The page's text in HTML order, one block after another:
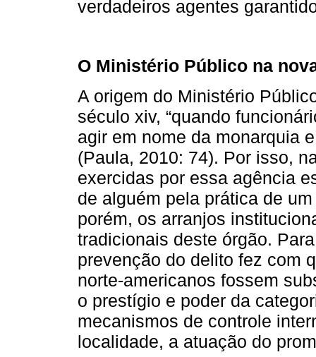
verdadeiros agentes
O Ministério Público na
A origem do Ministério
século xiv, “quando
agir em nome da monarquia
(Paula, 2010: 74). Por isso,
exercidas por essa agência
de alguém pela prática de
porém, os arranjos
tradicionais deste órgão.
prevenção do delito fez com
norte‑americanos fossem
o prestígio e poder da
mecanismos de controle
localidade, a atuação do